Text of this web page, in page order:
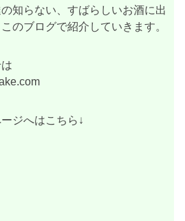
知らない、すばらしいお酒に出
のブログで紹介していきます。
ジへはこちら↓